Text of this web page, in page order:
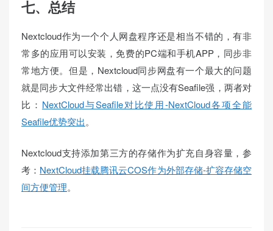
七、总结
Nextcloud作为一个个人网盘程序还是相当不错的，有非
常多的应用可以安装，免费的PC端和手机APP，同步非
常地方便。但是，Nextcloud同步网盘有一个最大的问题
就是同步大文件经常出错，这一点没有Seafile强，两者对
比： NextCloud与Seafile对比使用-NextCloud各项全能
Seafile优势突出。
Nextcloud支持添加第三方的存储作为扩充自身容量，参
考： NextCloud挂载腾讯云COS作为外部存储-扩容存储空
间方便管理。